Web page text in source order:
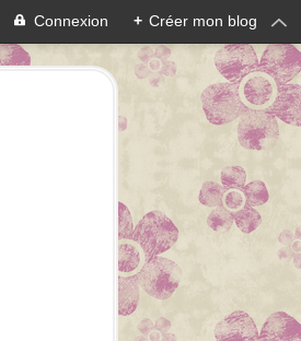
Connexion + Créer mon blog